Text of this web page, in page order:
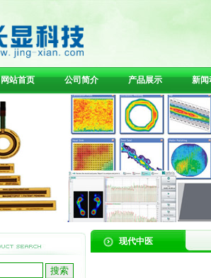
网站首页 公司简介 产品展示 新闻
现代中医